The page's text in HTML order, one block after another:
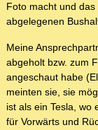
Foto macht und
abgelegenen
Meine
abgeholt bzw. zum
angeschaut habe
meinten sie, sie
ist als ein Tesla, wo
für Vorwärts und